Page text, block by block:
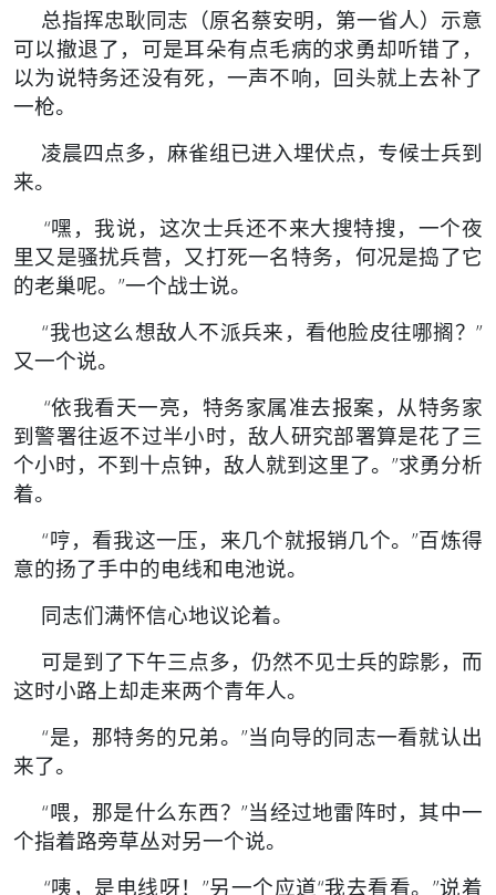
总指挥忠耿同志（原名蔡安明，第一省人）示意
可以撤退了，可是耳朵有点毛病的求勇却听错了，
以为说特务还没有死，一声不响，回头就上去补了
一枪。
凌晨四点多，麻雀组已进入埋伏点，专候士兵到
来。
“嘿，我说，这次士兵还不来大搜特搜，一个夜
里又是骚扰兵营，又打死一名特务，何况是捣了它
的老巢呢。”一个战士说。
“我也这么想敌人不派兵来，看他脸皮往哪搁？”
又一个说。
“依我看天一亮，特务家属准去报案，从特务家
到警署往返不过半小时，敌人研究部署算是花了三
个小时，不到十点钟，敌人就到这里了。”求勇分析
着。
“哼，看我这一压，来几个就报销几个。”百炼得
意的扬了手中的电线和电池说。
同志们满怀信心地议论着。
可是到了下午三点多，仍然不见士兵的踪影，而
这时小路上却走来两个青年人。
“是，那特务的兄弟。”当向导的同志一看就认出
来了。
“喂，那是什么东西？”当经过地雷阵时，其中一
个指着路旁草丛对另一个说。
“咦，是电线呀！”另一个应道“我去看看。”说着